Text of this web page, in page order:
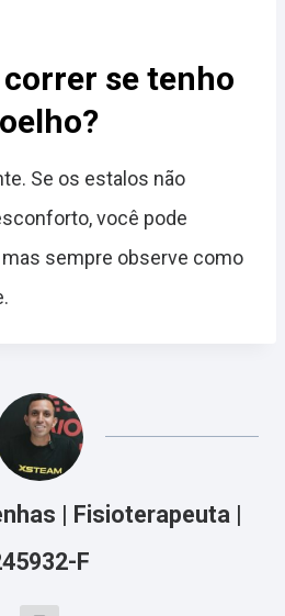
se tenho
Se os estalos não
você pode
sempre observe como
| Fisioterapeuta |
F